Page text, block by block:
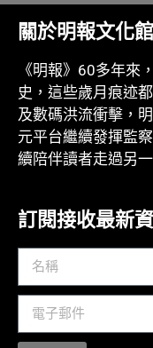
關於明報文化館
《明報》60多年來
史，這些歲月痕迹
及數碼洪流衝擊，
元平台繼續發揮監
續陪伴讀者走過另
訂閱接收最新